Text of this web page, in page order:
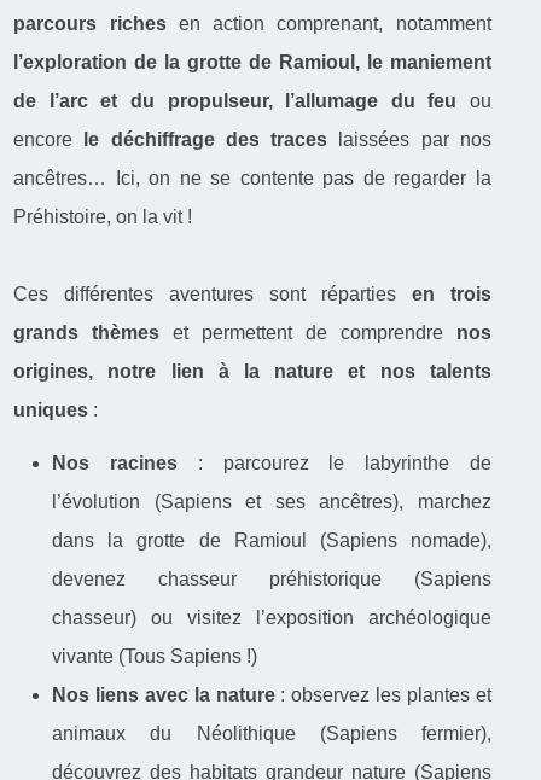
parcours richesen action comprenant, notamment
l’exploration de la grotte de Ramioul, le maniement
de l’arc et du propulseur, l’allumage du feu ou
encore
le déchiffrage des traces laissées par nos
ancêtres… Ici, on ne se contente pas de regarder la
Préhistoire, on la vit !
Ces différentes aventures sont réparties en trois
grands thèmes et permettent de comprendre nos
origines, notre lien à la nature et nos talents
uniques :
Nos racines: parcourez le labyrinthe de
l’évolution (Sapiens et ses ancêtres), marchez
dans la grotte de Ramioul (Sapiens nomade),
devenez chasseur préhistorique (Sapiens
chasseur) ou visitez l’exposition archéologique
vivante (Tous Sapiens !)
Nos liens avec la nature: observez les plantes et
animaux du Néolithique (Sapiens fermier),
découvrez des habitats grandeur nature (Sapiens